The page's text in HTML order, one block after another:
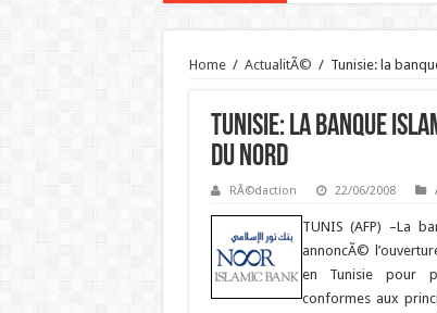
Home / ActualitÃ© / Tunisie: la
Tunisie: la banque
du nord
RÃ©daction 22/06/2008
TUNIS (AFP) –La
annoncÃ©
en Tunisie pour
conformes aux